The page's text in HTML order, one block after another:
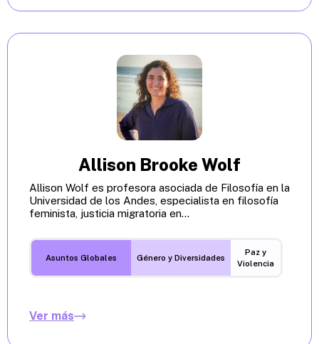
Allison Brooke Wolf
Allison Wolf es profesora asociada de Filosofía en la
Universidad de los Andes, especialista en filosofía
feminista, justicia migratoria en...
Asuntos Globales Género y Diversidades
Paz y
Violencia
Ver más